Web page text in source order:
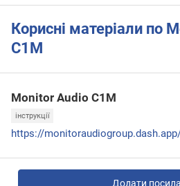
Корисні матеріали по
C1M
Monitor Audio C1M
інструкції
Додати